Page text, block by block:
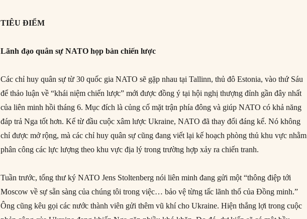
TIÊU ĐIỂM
Lãnh đạo quân sự NATO họp bàn chiến lược
Các chỉ huy quân sự từ 30 quốc gia NATO sẽ gặp nhau tại Tallinn, thủ đô Estonia, vào thứ Sáu
để thảo luận về “khái niệm chiến lược” mới được đồng ý tại hội nghị thượng đỉnh gần đây nhất
của liên minh hồi tháng 6. Mục đích là củng cố mặt trận phía đông và giúp NATO có khả năng
đáp trả Nga tốt hơn. Kể từ đầu cuộc xâm lược Ukraine, NATO đã thay đổi đáng kể. Nó không
chỉ được mở rộng, mà các chỉ huy quân sự cũng đang viết lại kế hoạch phòng thủ khu vực nhằm
phân công các lực lượng theo khu vực địa lý trong trường hợp xảy ra chiến tranh.
Tuần trước, tổng thư ký NATO Jens Stoltenberg nói liên minh đang gửi một “thông điệp tới
Moscow về sự sẵn sàng của chúng tôi trong việc… bảo vệ từng tấc lãnh thổ của Đồng minh.”
Ông cũng kêu gọi các nước thành viên gửi thêm vũ khí cho Ukraine. Hiện thắng lợi trong cuộc